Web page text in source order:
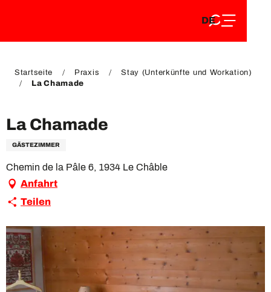
EN
DE
FR
Startseite Praxis
Stay (Unterkünfte und Workation)
La Chamade
La Chamade
GÄSTEZIMMER
Chemin de la Pâle 6, 1934 Le Châble
Anfahrt
Teilen